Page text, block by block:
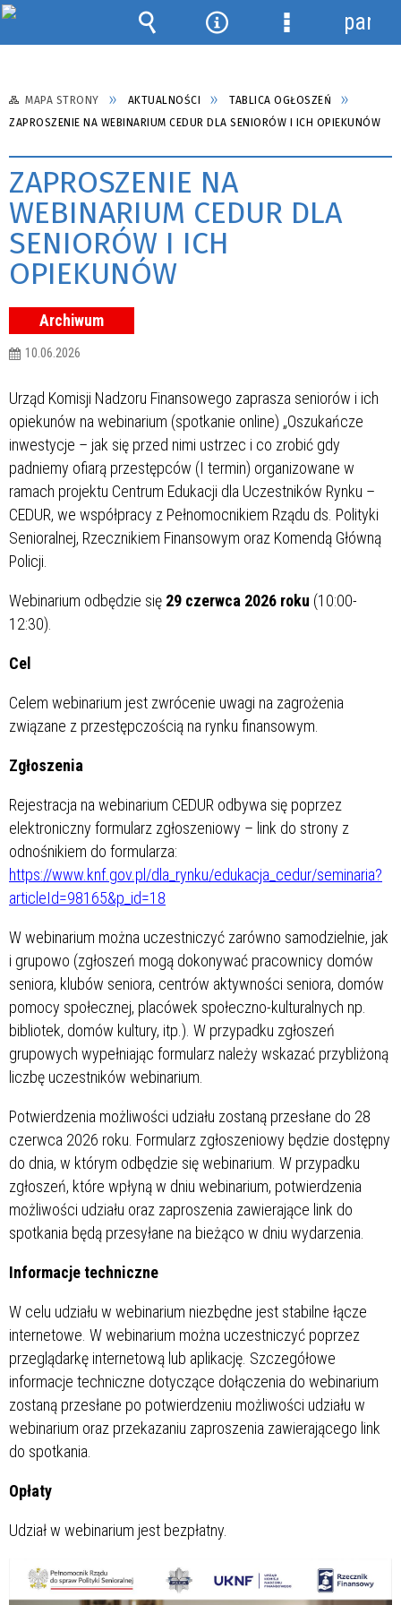
MAPA STRONY AKTUALNOŚCI
TABLICA OGŁOSZEŃ
ZAPROSZENIE NA WEBINARIUM CEDUR DLA SENIORÓW I ICH OPIEKUNÓW
ZAPROSZENIE NA
WEBINARIUM CEDUR DLA
SENIORÓW I ICH
OPIEKUNÓW
Archiwum
10.06.2026
Urząd Komisji Nadzoru Finansowego zaprasza seniorów i ich
opiekunów na webinarium (spotkanie online) „Oszukańcze
inwestycje – jak się przed nimi ustrzec i co zrobić gdy
padniemy ofiarą przestępców (I termin) organizowane w
ramach projektu Centrum Edukacji dla Uczestników Rynku –
CEDUR, we współpracy z Pełnomocnikiem Rządu ds. Polityki
Senioralnej, Rzecznikiem Finansowym oraz Komendą Główną
Policji.
Webinarium odbędzie się 29 czerwca 2026 roku (10:00-
12:30).
Cel
Celem webinarium jest zwrócenie uwagi na zagrożenia
związane z przestępczością na rynku finansowym.
Zgłoszenia
Rejestracja na webinarium CEDUR odbywa się poprzez
elektroniczny formularz zgłoszeniowy – link do strony z
odnośnikiem do formularza:
https://www.knf.gov.pl/dla_rynku/edukacja_cedur/seminaria?
articleId=98165&p_id=18
W webinarium można uczestniczyć zarówno samodzielnie, jak
i grupowo (zgłoszeń mogą dokonywać pracownicy domów
seniora, klubów seniora, centrów aktywności seniora, domów
pomocy społecznej, placówek społeczno-kulturalnych np.
bibliotek, domów kultury, itp.). W przypadku zgłoszeń
grupowych wypełniając formularz należy wskazać przybliżoną
liczbę uczestników webinarium.
Potwierdzenia możliwości udziału zostaną przesłane do 28
czerwca 2026 roku. Formularz zgłoszeniowy będzie dostępny
do dnia, w którym odbędzie się webinarium. W przypadku
zgłoszeń, które wpłyną w dniu webinarium, potwierdzenia
możliwości udziału oraz zaproszenia zawierające link do
spotkania będą przesyłane na bieżąco w dniu wydarzenia.
Informacje techniczne
W celu udziału w webinarium niezbędne jest stabilne łącze
internetowe. W webinarium można uczestniczyć poprzez
przeglądarkę internetową lub aplikację. Szczegółowe
informacje techniczne dotyczące dołączenia do webinarium
zostaną przesłane po potwierdzeniu możliwości udziału w
webinarium oraz przekazaniu zaproszenia zawierającego link
do spotkania.
Opłaty
Udział w webinarium jest bezpłatny.
Wyszukiwarka
NarzędziaMenu
panel